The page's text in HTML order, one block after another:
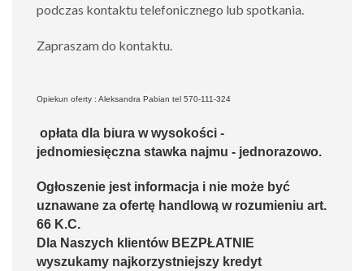
podczas kontaktu telefonicznego lub spotkania.
Zapraszam do kontaktu.
Opiekun oferty : Aleksandra Pabian tel 570-111-324
opłata dla biura w wysokości -
jednomiesięczna stawka najmu - jednorazowo.
Ogłoszenie jest informacja i nie może być
uznawane za ofertę handlową w rozumieniu art.
66 K.C.
Dla Naszych klientów BEZPŁATNIE
wyszukamy najkorzystniejszy kredyt